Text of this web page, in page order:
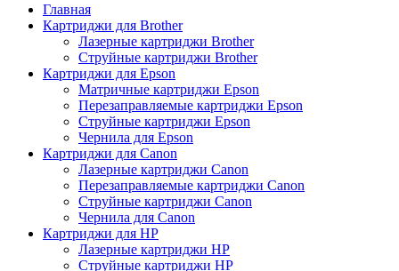
Главная
Картриджи для Brother
Лазерные картриджи Brother
Струйные картриджи Brother
Картриджи для Epson
Матричные картриджи Epson
Перезаправляемые картриджи Epson
Струйные картриджи Epson
Чернила для Epson
Картриджи для Canon
Лазерные картриджи Canon
Перезаправляемые картриджи Canon
Струйные картриджи Canon
Чернила для Canon
Картриджи для HP
Лазерные картриджи HP
Струйные картриджи HP